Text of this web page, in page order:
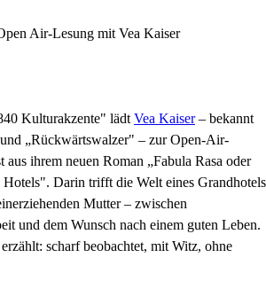
Air-Lesung mit Vea Kaiser
Kulturakzente" lädt Vea Kaiser– bekannt
„Rückwärtswalzer" – zur Open-Air-
aus ihrem neuen Roman „Fabula Rasa oder
Darin trifft die Welt eines Grandhotels
Mutter – zwischen
und dem Wunsch nach einem guten Leben.
scharf beobachtet, mit Witz, ohne